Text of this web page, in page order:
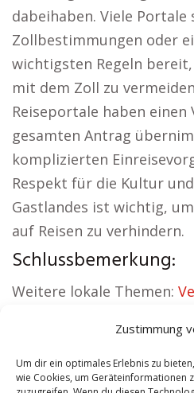
Zustimmung
Um dir ein optimales Erlebnis zu
wie Cookies, um Geräteinformationen
dabeihaben. Viele Portale
Zollbestimmungen oder
wichtigsten Regeln
mit dem Zoll zu
Reiseportale haben einen
gesamten Antrag
komplizierten
Respekt für die Kultur
Gastlandes ist wichtig,
auf Reisen zu verhindern.
Schlussbemerkung:
Weitere lokale Themen:
Kirche Bad Münder|
Versicherung Bad Münder
Münder